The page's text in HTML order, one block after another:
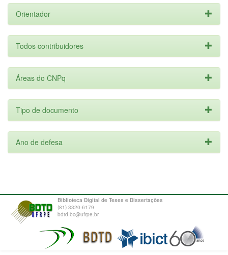
Orientador
Todos contribuidores
Áreas do CNPq
Tipo de documento
Ano de defesa
Biblioteca Digital de Teses e Dissertações
(81) 3320-6179
bdtd.bc@ufrpe.br